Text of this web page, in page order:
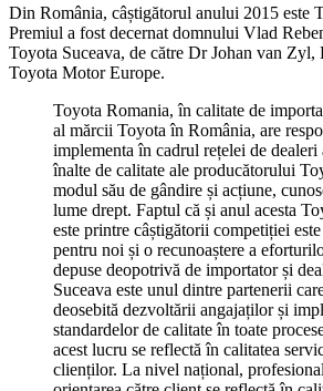
Din România, câștigătorul anului 2015 este
Premiul a fost decernat domnului Vlad
Toyota Suceava, de către Dr Johan van Zyl,
Toyota Motor Europe.
Toyota Romania, în calitate de
al mărcii Toyota în România, are
implementa în cadrul rețelei de dealeri
înalte de calitate ale producătorului
modul său de gândire și acțiune,
lume drept. Faptul că și anul acesta
este printre câștigătorii competiției
pentru noi și o recunoaștere a
depuse deopotrivă de importator și
Suceava este unul dintre partenerii
deosebită dezvoltării angajaților și
standardelor de calitate în toate
acest lucru se reflectă în calitatea
clienților. La nivel național,